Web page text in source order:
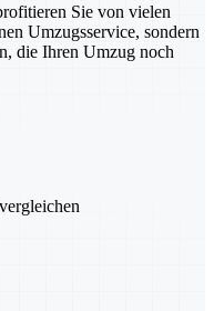
Sie von vielen
Umzugsservice, sondern
die Ihren Umzug noch